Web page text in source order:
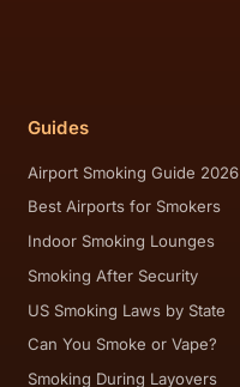
Guides
Airport Smoking Guide 2026
Best Airports for Smokers
Indoor Smoking Lounges
Smoking After Security
US Smoking Laws by State
Can You Smoke or Vape?
Smoking During Layovers